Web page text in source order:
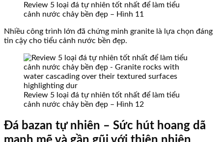
Review 5 loại đá tự nhiên tốt nhất để làm tiểu
cảnh nước chảy bền đẹp – Hình 11
Nhiều công trình lớn đã chứng minh granite là lựa chọn đáng
tin cậy cho tiểu cảnh nước bền đẹp.
Review 5 loại đá tự nhiên tốt nhất để làm tiểu
cảnh nước chảy bền đẹp – Hình 12
Đá bazan tự nhiên – Sức hút hoang dã